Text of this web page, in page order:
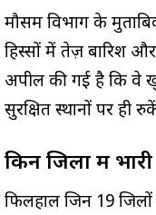
मौसम विभाग के
हिस्सों में तेज़ बारिश
अपील की गई है कि वे
सुरक्षित स्थानों पर ही
किन जिलों में
फिलहाल जिन 19 जिलों